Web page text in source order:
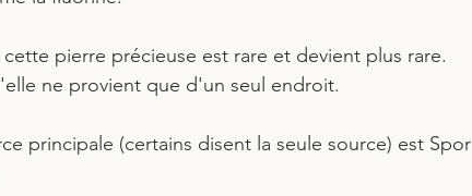
pierre précieuse est rare et devient plus rare.
ne provient que d'un seul endroit.
principale (certains disent la seule source) est Spor